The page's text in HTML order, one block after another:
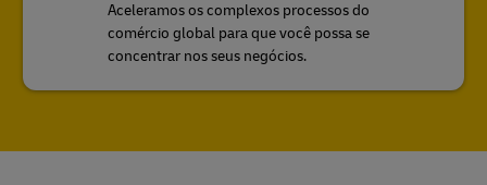
Aceleramos os complexos processos do
comércio global para que você possa se
concentrar nos seus negócios.